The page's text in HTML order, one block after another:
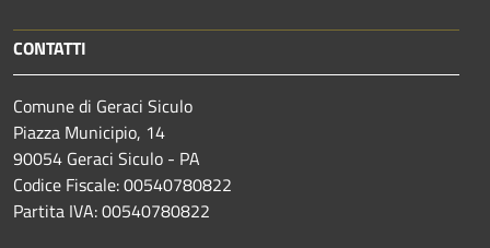
CONTATTI
Comune di Geraci Siculo
Piazza Municipio, 14
90054 Geraci Siculo - PA
Codice Fiscale: 00540780822
Partita IVA: 00540780822